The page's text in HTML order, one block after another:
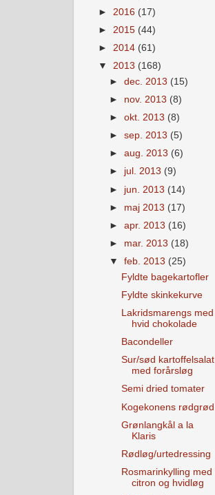
► 2016 (17)
► 2015 (44)
► 2014 (61)
▼ 2013 (168)
►dec. 2013 (15)
► nov. 2013 (8)
►okt. 2013 (8)
►sep. 2013 (5)
►aug. 2013 (6)
► jul. 2013 (9)
► jun. 2013 (14)
► maj 2013 (17)
►apr. 2013 (16)
► mar. 2013 (18)
▼feb. 2013 (25)
Fyldte bagekartofler
Fyldte skinkekurve
Lakridsmarengs med
hvid chokolade
Bacondeller
Sur/sød kartoffelsalat
med forårsløg
Semi dried tomater
Kogekonens rødgrød
Grønlangkål a la
Klaris
Rødløg/urtedressing
Rosmarinkylling med
citron og hvidløg